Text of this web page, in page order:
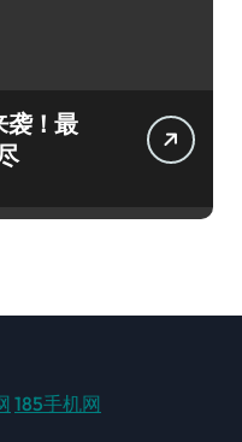
袭！最
185手机网